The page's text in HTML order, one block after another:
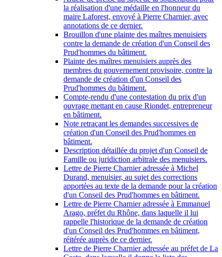
la réalisation d'une médaille en l'honneur du
maire Laforest, envoyé à Pierre Charnier, avec
annotations de ce dernier.
Brouillon d'une plainte des maîtres menuisiers
contre la demande de création d'un Conseil des
Prud'hommes du bâtiment.
Plainte des maîtres menuisiers auprès des
membres du gouvernement provisoire, contre la
demande de création d'un Conseil des
Prud'hommes du bâtiment.
Compte-rendu d'une contestation du prix d'un
ouvrage mettant en cause Riondet, entrepreneur
en bâtiment.
Note retraçant les demandes successives de
création d'un Conseil des Prud'hommes en
bâtiment.
Description détaillée du projet d'un Conseil de
Famille ou juridiction arbitrale des menuisiers.
Lettre de Pierre Charnier adressée à Michel
Durand, menuisier, au sujet des corrections
apportées au texte de la demande pour la création
d'un Conseil des Prud'hommes en bâtiment.
Lettre de Pierre Charnier adressée à Emmanuel
Arago, préfet du Rhône, dans laquelle il lui
rappelle l'historique de la demande de création
d'un Conseil des Prud'hommes en bâtiment,
réitérée auprès de ce dernier.
Lettre de Pierre Charnier adressée au préfet de La